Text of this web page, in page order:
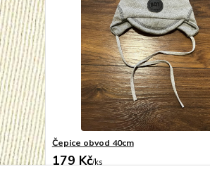
Čepice obvod 40cm
179 Kč/ks